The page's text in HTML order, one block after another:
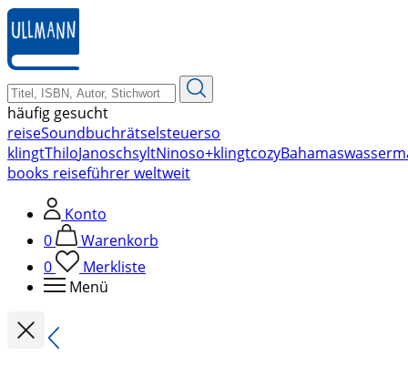
zum
Hauptinhalt
springen
häufig gesucht
reiseSoundbuchrätselsteuerso
klingtThiloJanoschsyltNinoso+klingtcozyBahamas
books reiseführer weltweit
Konto
0
Warenkorb
0
Merkliste
Menü